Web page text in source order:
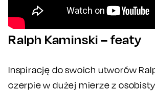
Ralph Kaminski – featy
Inspirację do swoich utworów
czerpie w dużej mierze z